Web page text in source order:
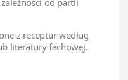
od partii
z receptur według
literatury fachowej.